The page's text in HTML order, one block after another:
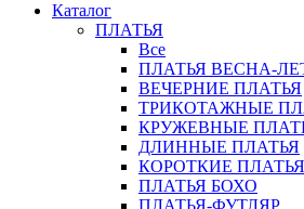
Каталог
ПЛАТЬЯ
Все
ПЛАТЬЯ ВЕСНА-
ВЕЧЕРНИЕ ПЛАТЬЯ
ТРИКОТАЖНЫЕ
КРУЖЕВНЫЕ
ДЛИННЫЕ ПЛАТЬЯ
КОРОТКИЕ ПЛАТЬЯ
ПЛАТЬЯ БОХО
ПЛАТЬЯ-ФУТЛЯР